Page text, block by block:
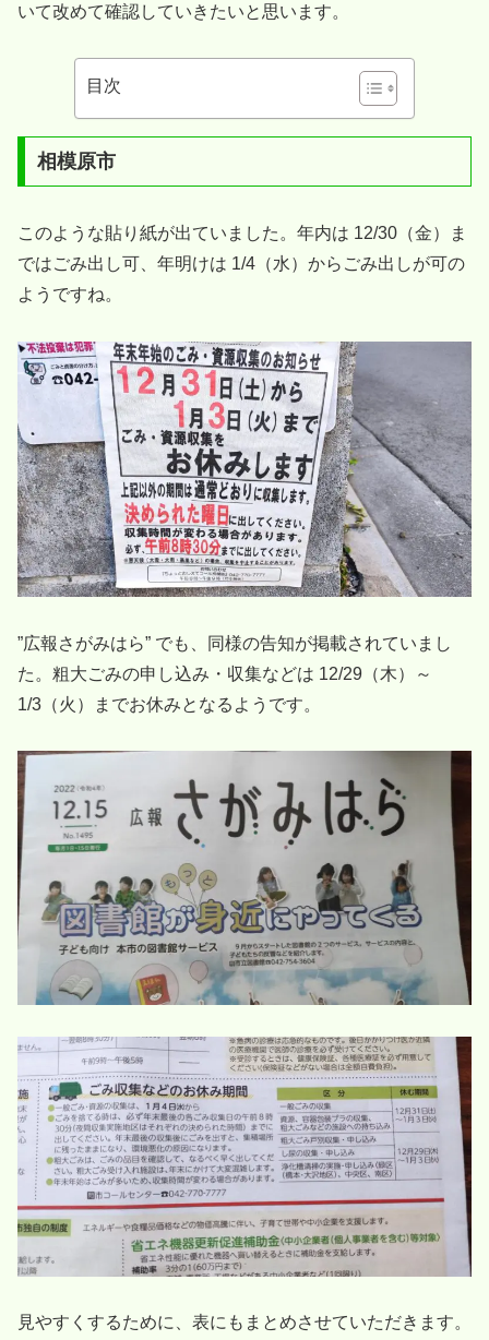
いて改めて確認していきたいと思います。
目次
相模原市
このような貼り紙が出ていました。年内は 12/30（金）ま
ではごみ出し可、年明けは 1/4（水）からごみ出しが可の
ようですね。
”広報さがみはら” でも、同様の告知が掲載されていまし
た。粗大ごみの申し込み・収集などは 12/29（木）～
1/3（火）までお休みとなるようです。
見やすくするために、表にもまとめさせていただきます。